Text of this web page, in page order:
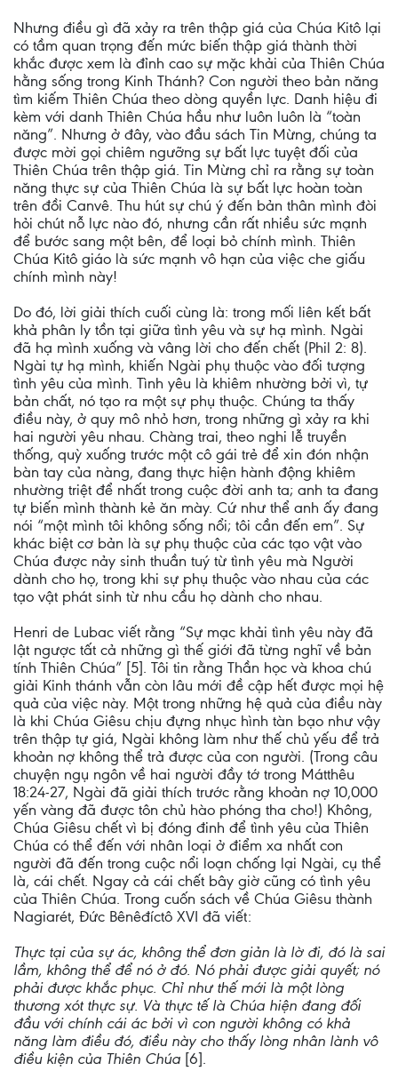
Nhưng điều gì đã xảy ra trên thập giá của Chúa Kitô lại
có tầm quan trọng đến mức biến thập giá thành thời
khắc được xem là đỉnh cao sự mặc khải của Thiên Chúa
hằng sống trong Kinh Thánh? Con người theo bản năng
tìm kiếm Thiên Chúa theo dòng quyền lực. Danh hiệu đi
kèm với danh Thiên Chúa hầu như luôn luôn là “toàn
năng”. Nhưng ở đây, vào đầu sách Tin Mừng, chúng ta
được mời gọi chiêm ngưỡng sự bất lực tuyệt đối của
Thiên Chúa trên thập giá. Tin Mừng chỉ ra rằng sự toàn
năng thực sự của Thiên Chúa là sự bất lực hoàn toàn
trên đồi Canvê. Thu hút sự chú ý đến bản thân mình đòi
hỏi chút nỗ lực nào đó, nhưng cần rất nhiều sức mạnh
để bước sang một bên, để loại bỏ chính mình. Thiên
Chúa Kitô giáo là sức mạnh vô hạn của việc che giấu
chính mình này!
Do đó, lời giải thích cuối cùng là: trong mối liên kết bất
khả phân ly tồn tại giữa tình yêu và sự hạ mình. Ngài
đã hạ mình xuống và vâng lời cho đến chết (Phil 2: 8).
Ngài tự hạ mình, khiến Ngài phụ thuộc vào đối tượng
tình yêu của mình. Tình yêu là khiêm nhường bởi vì, tự
bản chất, nó tạo ra một sự phụ thuộc. Chúng ta thấy
điều này, ở quy mô nhỏ hơn, trong những gì xảy ra khi
hai người yêu nhau. Chàng trai, theo nghi lễ truyền
thống, quỳ xuống trước một cô gái trẻ để xin đón nhận
bàn tay của nàng, đang thực hiện hành động khiêm
nhường triệt để nhất trong cuộc đời anh ta; anh ta đang
tự biến mình thành kẻ ăn mày. Cứ như thể anh ấy đang
nói “một mình tôi không sống nổi; tôi cần đến em”. Sự
khác biệt cơ bản là sự phụ thuộc của các tạo vật vào
Chúa được nảy sinh thuần tuý từ tình yêu mà Người
dành cho họ, trong khi sự phụ thuộc vào nhau của các
tạo vật phát sinh từ nhu cầu họ dành cho nhau.
Henri de Lubac viết rằng “Sự mạc khải tình yêu này đã
lật ngược tất cả những gì thế giới đã từng nghĩ về bản
tính Thiên Chúa” [5]. Tôi tin rằng Thần học và khoa chú
giải Kinh thánh vẫn còn lâu mới đề cập hết được mọi hệ
quả của việc này. Một trong những hệ quả của điều này
là khi Chúa Giêsu chịu đựng nhục hình tàn bạo như vậy
trên thập tự giá, Ngài không làm như thế chủ yếu để trả
khoản nợ không thể trả được của con người. (Trong câu
chuyện ngụ ngôn về hai người đầy tớ trong Mátthêu
18:24-27, Ngài đã giải thích trước rằng khoản nợ 10,000
yến vàng đã được tôn chủ hào phóng tha cho!) Không,
Chúa Giêsu chết vì bị đóng đinh để tình yêu của Thiên
Chúa có thể đến với nhân loại ở điểm xa nhất con
người đã đến trong cuộc nổi loạn chống lại Ngài, cụ thể
là, cái chết. Ngay cả cái chết bây giờ cũng có tình yêu
của Thiên Chúa. Trong cuốn sách về Chúa Giêsu thành
Nagiarét, Đức Bênêđíctô XVI đã viết:
Thực tại của sự ác, không thể đơn giản là lờ đi, đó là sai
lầm, không thể để nó ở đó. Nó phải được giải quyết; nó
phải được khắc phục. Chỉ như thế mới là một lòng
thương xót thực sự. Và thực tế là Chúa hiện đang đối
đầu với chính cái ác bởi vì con người không có khả
năng làm điều đó, điều này cho thấy lòng nhân lành vô
điều kiện của Thiên Chúa [6].